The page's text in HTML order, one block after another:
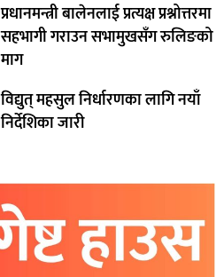
प्रधानमन्त्री बालेनलाई प्रत्यक्ष प्रश्नोत्तरमा
सहभागी गराउन सभामुखसँग रुलिङको
माग
विद्युत् महसुल निर्धारणका लागि नयाँ
निर्देशिका जारी